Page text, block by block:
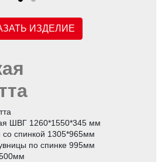
ИЗДЕЛИЕ
ШВГ 1260*1550*345 мм
со спинкой 1305*965мм
по спинке 995мм